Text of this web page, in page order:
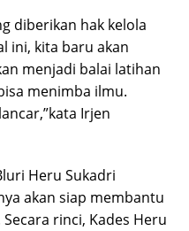
diberikan hak kelola
ini, kita baru akan
menjadi balai latihan
menimba ilmu.
Irjen
Heru Sukadri
akan siap membantu
rinci, Kades Heru